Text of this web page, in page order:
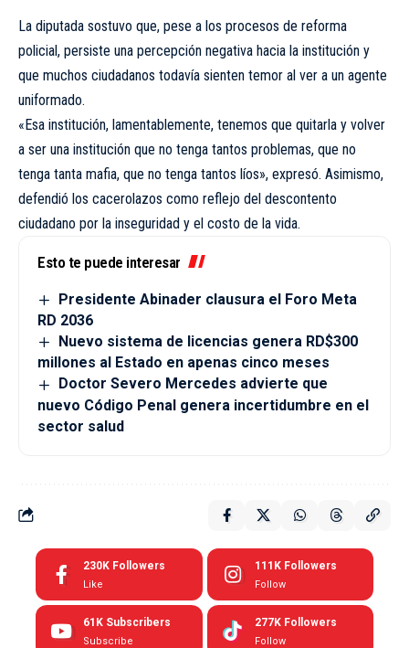
La diputada sostuvo que, pese a los procesos de reforma
policial, persiste una percepción negativa hacia la institución y
que muchos ciudadanos todavía sienten temor al ver a un agente
uniformado.
«Esa institución, lamentablemente, tenemos que quitarla y volver
a ser una institución que no tenga tantos problemas, que no
tenga tanta mafia, que no tenga tantos líos», expresó. Asimismo,
defendió los cacerolazos como reflejo del descontento
ciudadano por la inseguridad y el costo de la vida.
Esto te puede interesar
Presidente Abinader clausura el Foro Meta
RD 2036
Nuevo sistema de licencias genera RD$300
millones al Estado en apenas cinco meses
Doctor Severo Mercedes advierte que
nuevo Código Penal genera incertidumbre en el
sector salud
230K Followers
Like
111K Followers
Follow
61K Subscribers
Subscribe
277K Followers
Follow